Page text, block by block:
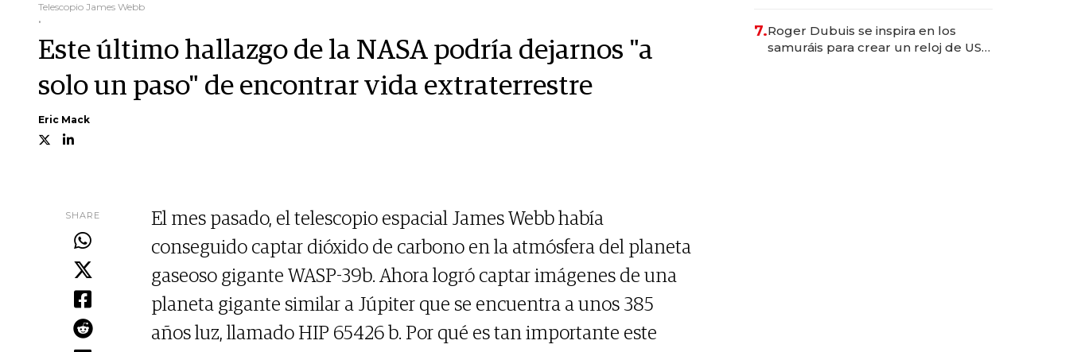
Telescopio James Webb
.
Este último hallazgo de la NASA podría dejarnos "a
solo un paso" de encontrar vida extraterrestre
Eric Mack
SHARE
El mes pasado, el telescopio espacial James Webb había
conseguido captar dióxido de carbono en la atmósfera del planeta
gaseoso gigante WASP-39b. Ahora logró captar imágenes de una
planeta gigante similar a Júpiter que se encuentra a unos 385
años luz, llamado HIP 65426 b. Por qué es tan importante este
7.Roger Dubuis se inspira en los
samuráis para crear un reloj de US$